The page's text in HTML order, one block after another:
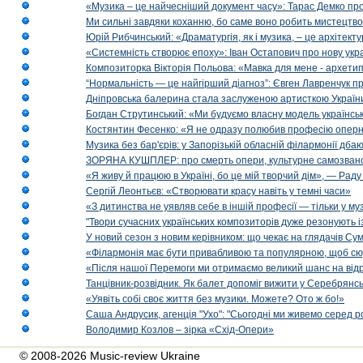
«Музика – це найчесніший документ часу»: Тарас Демко
Ми сильні завдяки коханню, бо саме воно робить
Юрій Рибчинський: «Драматургія, як і музика, – це
«Системність створює епоху»: Іван Остапович про нову
Композиторка Вікторія Польова: «Мавка для мене -
“Нормальність — це найгірший діагноз”: Євген Лавренчук
Дніпровська балерина стала заслуженою артисткою
Богдан Струтинський: «Ми будуємо власну модель
Костянтин Фесенко: «Я не одразу полюбив професію
Музика без бар'єрів: у Запорізькій обласній філармонії
ЗОРЯНА КУШПЛЕР: про смерть опери, культурне
«Я живу й працюю в Україні, бо це мій творчий дім», — Раду
Сергій Леонтьєв: «Створювати красу навіть у темні часи»
«З дитинства не уявляв себе в іншій професії — тільки у
"Твори сучасних українських композиторів дуже резонують
У новий сезон з новим керівником: що чекає на глядачів
«Філармонія має бути привабливою та популярною, щоб
«Після нашої Перемоги ми отримаємо великий шанс на
Танцівник-розвідник. Як балет допоміг вижити у
«Уявіть собі своє життя без музики. Можете? Ото ж бо!»
Саша Андрусик, агенція "Ухо": "Сьогодні ми живемо серед
Володимир Козлов – зірка «Схід-Опери»
© 2008-2026 Music-review Ukraine